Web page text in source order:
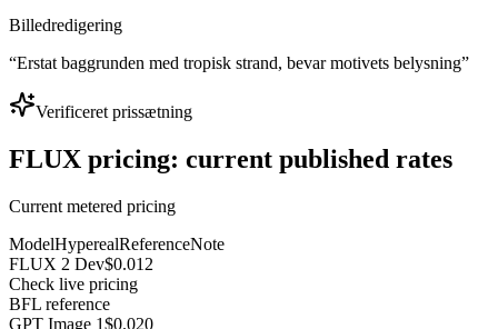
Billedredigering
“Erstat baggrunden med tropisk strand, bevar motivets belysning”
Verificeret prissætning
FLUX pricing: current published rates
Current metered pricing
ModelHyperealReferenceNote
FLUX 2 Dev$0.012
Check live pricing
BFL reference
GPT Image 1$0.020